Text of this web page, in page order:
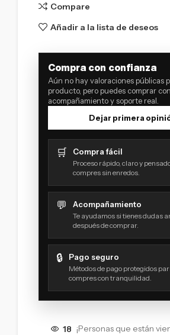
Compare
Añadir a la lista de deseos
Compra con confianza
Aún no hay valoraciones públicas
producto, pero puedes comprar con
acompañamiento y soporte real.
Dejar primera
🛒 Compra fácil
Proceso rápido, claro y
compres sin enredos.
💬 Acompañamiento
Te ayudamos si tienes dudas
después de comprar.
🔒 Pago seguro
Métodos de pago protegidos
compres con tranquilidad.
18 ¡Personas que están